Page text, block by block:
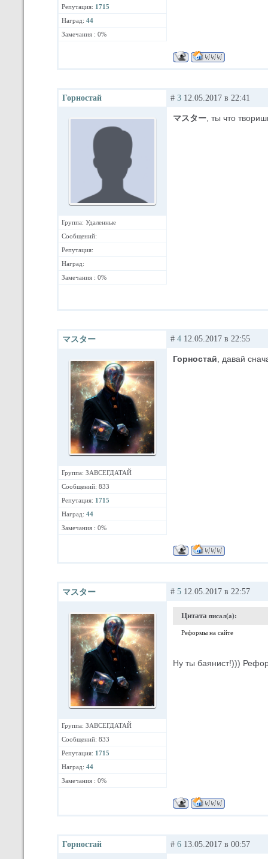
Репутация: 1715
Наград: 44
Замечания : 0%
Горностай
Группа: Удаленные
Сообщений:
Репутация:
Наград:
Замечания : 0%
# 3 12.05.2017 в 22:41
マスター , ты что
マスター
Группа: ЗАВСЕГДАТАЙ
Сообщений: 833
Репутация: 1715
Наград: 44
Замечания : 0%
# 4 12.05.2017 в 22:55
Горностай , давай
マスター
Группа: ЗАВСЕГДАТАЙ
Сообщений: 833
Репутация: 1715
Наград: 44
Замечания : 0%
# 5 12.05.2017 в 22:57
Цитата писал(а):
Реформы на сайте
Ну ты баянист!)))
Горностай # 6 13.05.2017 в 00:57